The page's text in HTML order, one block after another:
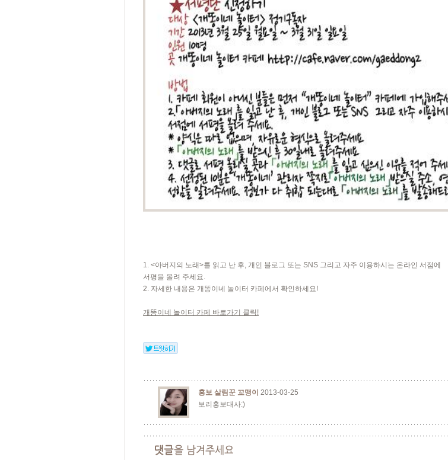
1. <아버지의 노래>를 읽고 난 후, 개인 블로그 또는 SNS 그리고 자주 이용하시는 온라인 서점에
서평을 올려 주세요.
2. 자세한 내용은 개똥이네 놀이터 카페에서 확인하세요!
개똥이네 놀이터 카페 바로가기 클릭!
홍보 살림꾼 꼬맹이 2013-03-25
보리홍보대사:)